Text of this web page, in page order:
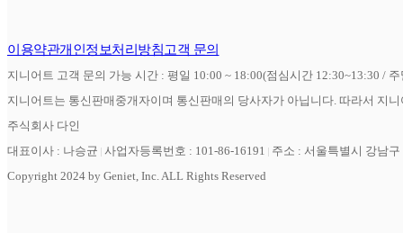
이용약관개인정보처리방침고객 문의
지니어트 고객 문의 가능 시간 : 평일 10:00 ~ 18:00(점심시간 12:30~13:30 /
지니어트는 통신판매중개자이며 통신판매의 당사자가 아닙니다. 따라서 지
주식회사 다인
대표이사 : 나승균 사업자등록번호 : 101-86-16191
주소 : 서울특별시 강남
Copyright 2024 by Geniet, Inc. ALL Rights Reserved